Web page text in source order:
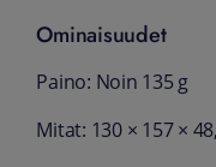
Ominaisuudet
Paino: Noin 135 g
Mitat: 130 × 157 ×